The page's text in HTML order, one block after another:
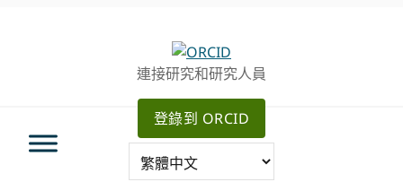
連接研究和研究人員
登錄到 ORCID